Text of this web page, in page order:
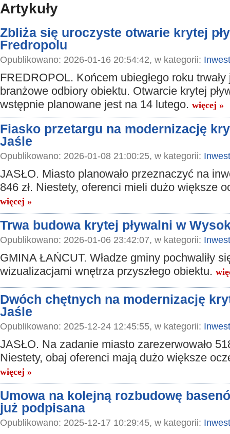
Artykuły
Zbliża się uroczyste otwarie krytej
Fredropolu
Opublikowano: 2026-01-16 20:54:42, w kategorii:
FREDROPOL. Końcem ubiegłego roku
branżowe odbiory obiektu. Otwarcie krytej
wstępnie planowane jest na 14 lutego. więcej »
Fiasko przetargu na modernizację
Jaśle
Opublikowano: 2026-01-08 21:00:25, w kategorii:
JASŁO. Miasto planowało przeznaczyć na
846 zł. Niestety, oferenci mieli dużo większe
więcej »
Trwa budowa krytej pływalni w
Opublikowano: 2026-01-06 23:42:07, w kategorii:
GMINA ŁAŃCUT. Władze gminy pochwaliły
wizualizacjami wnętrza przyszłego obiektu.
Dwóch chętnych na modernizację
Jaśle
Opublikowano: 2025-12-24 12:45:55, w kategorii:
JASŁO. Na zadanie miasto zarezerwowało
Niestety, obaj oferenci mają dużo większe
więcej »
Umowa na kolejną rozbudowę
już podpisana
Opublikowano: 2025-12-17 10:29:45, w kategorii: